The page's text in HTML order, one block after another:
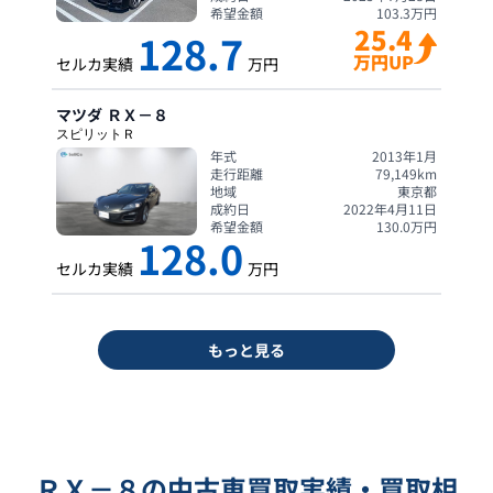
希望金額
103.3万円
セルカ実績 128.7 万円
25.4
万円UP
マツダ ＲＸ－８
スピリットＲ
年式
2013年1月
走行距離
79,149km
地域
東京都
成約日
2022年4月11日
希望金額
130.0万円
セルカ実績 128.0 万円
もっと見る